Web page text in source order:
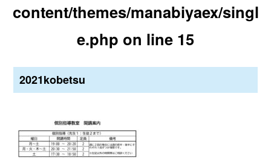
content/themes/manabiyaex/singl
e.php on line 15
2021kobetsu